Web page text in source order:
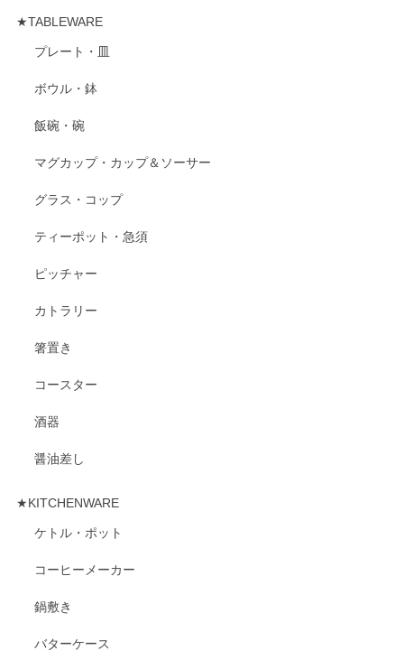
★TABLEWARE
プレート・皿
ボウル・鉢
飯碗・碗
マグカップ・カップ＆ソーサー
グラス・コップ
ティーポット・急須
ピッチャー
カトラリー
箸置き
コースター
酒器
醤油差し
★KITCHENWARE
ケトル・ポット
コーヒーメーカー
鍋敷き
バターケース